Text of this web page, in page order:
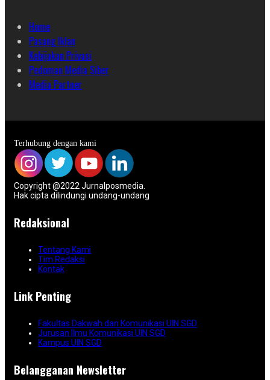
Home
Pasang Iklan
Kebijakan Privasi
Pedoman Media Siber
Media Partner
Terhubung dengan kami
Copyright @2022 Jurnalposmedia.
Hak cipta dilindungi undang-undang
Redaksional
Tentang Kami
Tim Redaksi
Kontak
Link Penting
Fakultas Dakwah dan Komunikasi UIN SGD
Jurusan Ilmu Komunikasi UIN SGD
Kampus UIN SGD
Belangganan Newsletter